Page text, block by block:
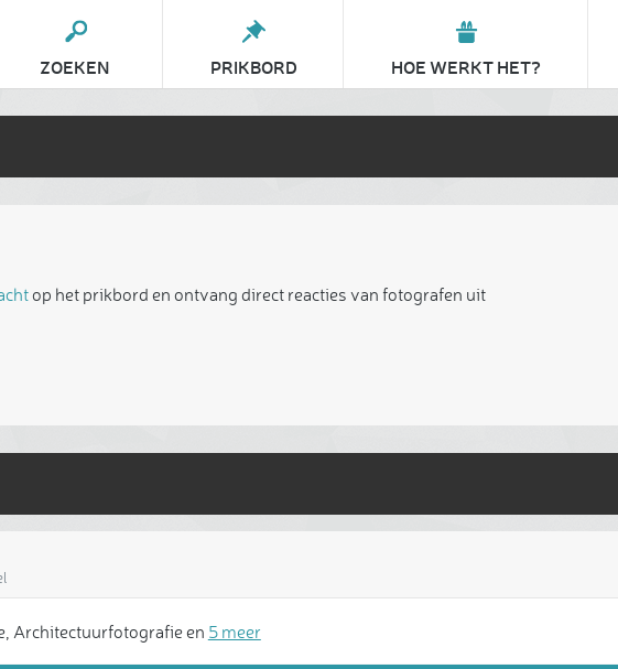
HOE WERKT HET?
PRIKBORD
ZOEKEN
op het prikbord en ontvang direct reacties van fotografen uit
Architectuurfotografie en 5 meer